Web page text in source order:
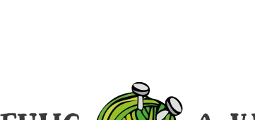
CO POTŘEBUJETE NAJÍT?